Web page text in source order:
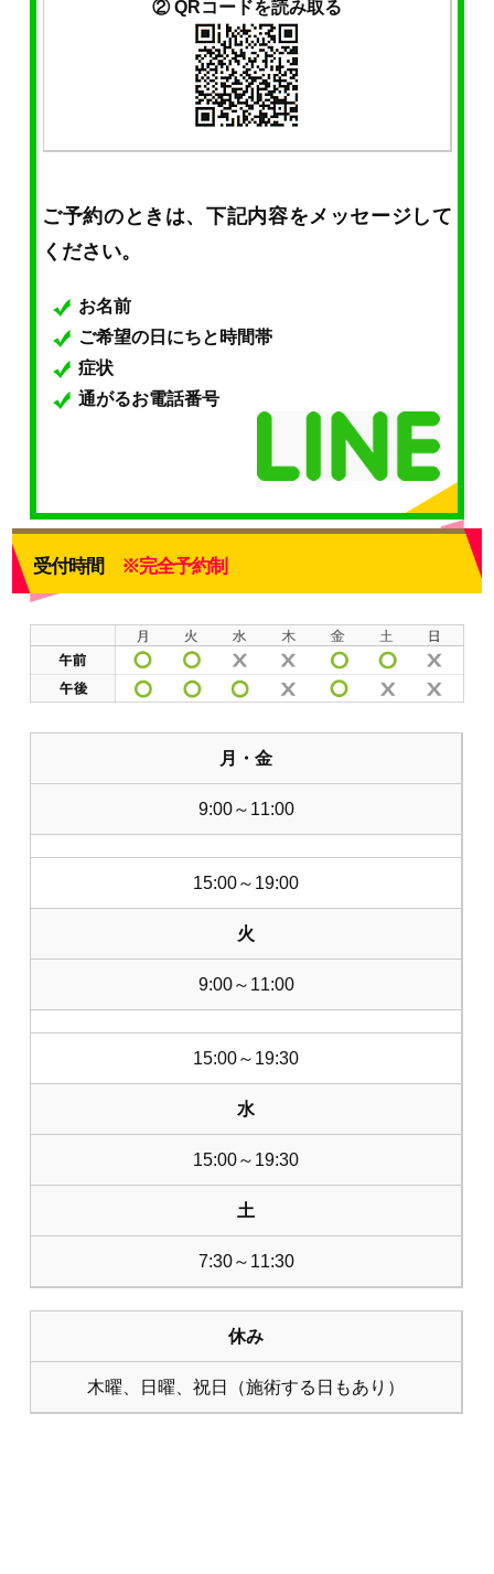
② QRコードを読み取る
ご予約のときは、下記内容をメッセージして
ください。
お名前
ご希望の日にちと時間帯
症状
通がるお電話番号
受付時間 ※完全予約制
月・金
9:00～11:00
15:00～19:00
火
9:00～11:00
15:00～19:30
水
15:00～19:30
土
7:30～11:30
休み
木曜、日曜、祝日（施術する日もあり）